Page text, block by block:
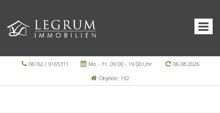
06162 / 9165311 Mo. - Fr. 09.00 - 19.00 Uhr
06.08.2026
Objekte: 192